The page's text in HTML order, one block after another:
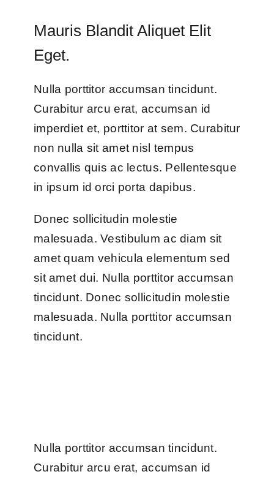
Mauris Blandit Aliquet Elit
Eget.
Nulla porttitor accumsan tincidunt.
Curabitur arcu erat, accumsan id
imperdiet et, porttitor at sem. Curabitur
non nulla sit amet nisl tempus
convallis quis ac lectus. Pellentesque
in ipsum id orci porta dapibus.
Donec sollicitudin molestie
malesuada. Vestibulum ac diam sit
amet quam vehicula elementum sed
sit amet dui. Nulla porttitor accumsan
tincidunt. Donec sollicitudin molestie
malesuada. Nulla porttitor accumsan
tincidunt.
Nulla porttitor accumsan tincidunt.
Curabitur arcu erat, accumsan id